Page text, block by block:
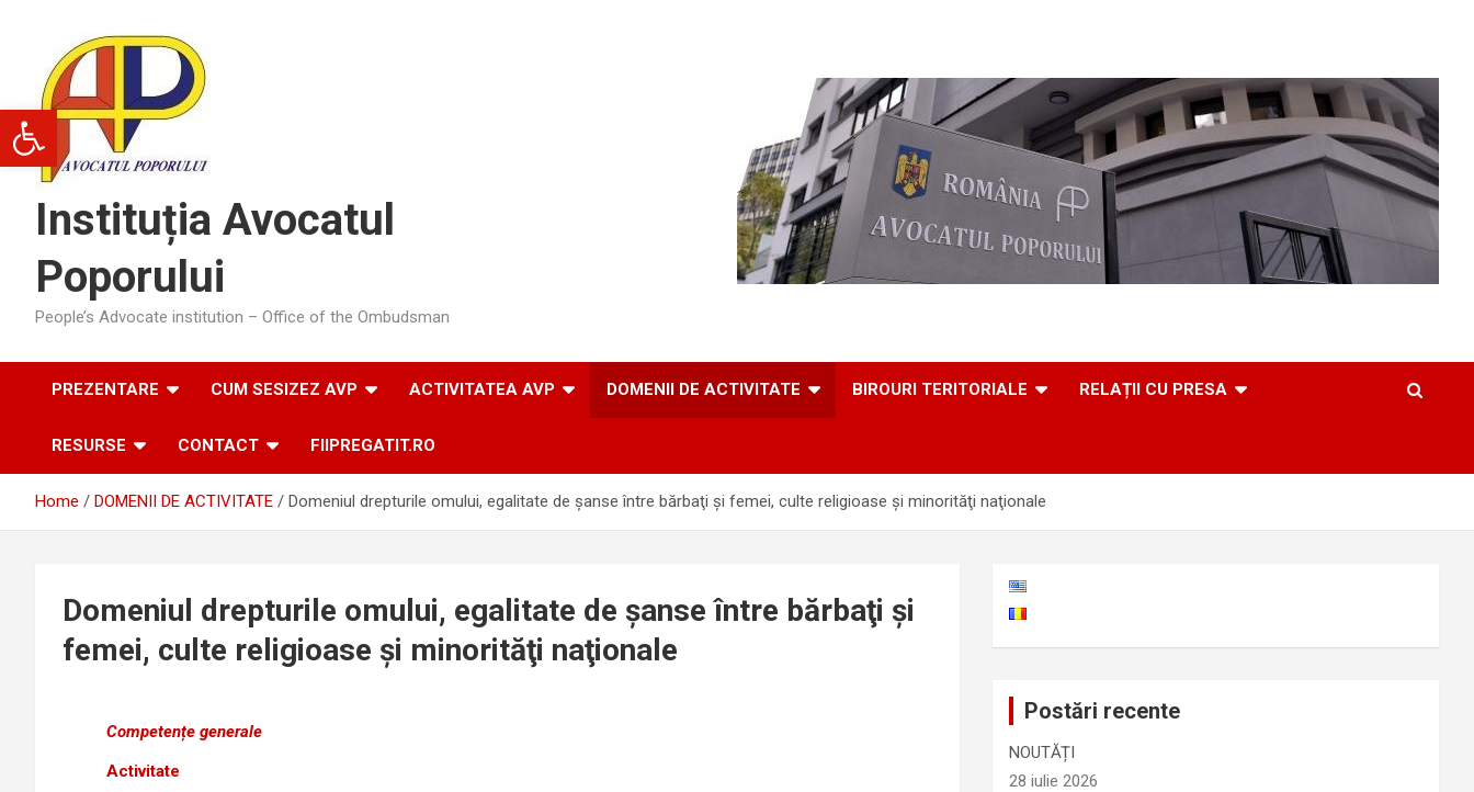
Deschide bara de unelte
Instituția Avocatul
Poporului
People’s Advocate institution – Office of the Ombudsman
PREZENTARE CUM SESIZEZ AVP ACTIVITATEA AVP DOMENII DE ACTIVITATE BIROURI TERITORIALE RELAȚII CU PRESA
RESURSE CONTACT FIIPREGATIT.RO
Home DOMENII DE ACTIVITATE Domeniul drepturile omului, egalitate de şanse între bărbaţi şi femei, culte religioase şi minorităţi naţionale
Domeniul drepturile omului, egalitate de şanse între bărbaţi şi
femei, culte religioase şi minorităţi naţionale
Competențe generale
Activitate
Postări recente
NOUTĂȚI
28 iulie 2026